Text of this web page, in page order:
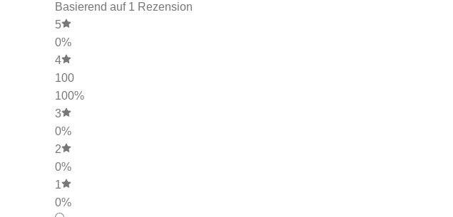
Basierend auf 1 Rezension
5
0%
4
100
100%
3
0%
2
0%
1
0%